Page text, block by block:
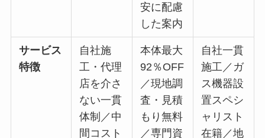
安に配慮
した案内
サービス
特徴
自社施
工・代理
店を介さ
ない一貫
体制／中
間コスト
本体最大
92％OFF
／現地調
査・見積
もり無料
／専門資
自社一貫
施工／ガ
ス機器設
置スペシ
ャリスト
在籍／地